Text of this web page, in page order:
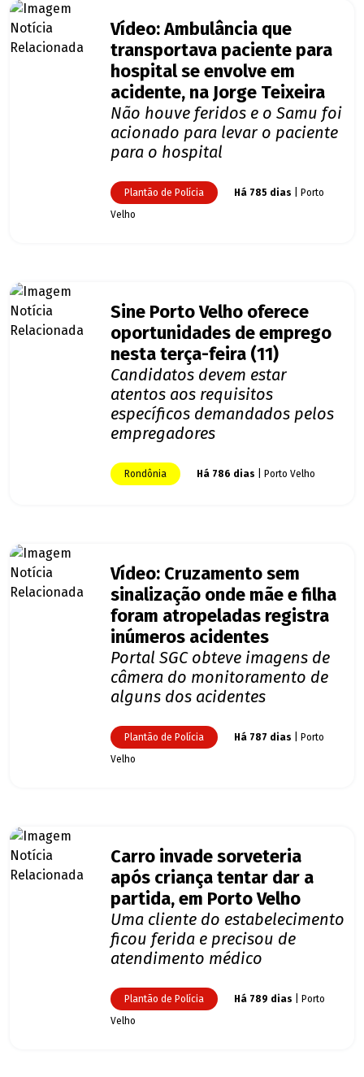
Vídeo: Ambulância que
transportava paciente para
hospital se envolve em
acidente, na Jorge Teixeira
Não houve feridos e o Samu foi
acionado para levar o paciente
para o hospital
Plantão de Polícia Há 785 dias | Porto
Velho
Sine Porto Velho oferece
oportunidades de emprego
nesta terça-feira (11)
Candidatos devem estar
atentos aos requisitos
específicos demandados pelos
empregadores
Rondônia Há 786 dias | Porto Velho
Vídeo: Cruzamento sem
sinalização onde mãe e filha
foram atropeladas registra
inúmeros acidentes
Portal SGC obteve imagens de
câmera do monitoramento de
alguns dos acidentes
Plantão de Polícia Há 787 dias | Porto
Velho
Carro invade sorveteria
após criança tentar dar a
partida, em Porto Velho
Uma cliente do estabelecimento
ficou ferida e precisou de
atendimento médico
Plantão de Polícia Há 789 dias | Porto
Velho